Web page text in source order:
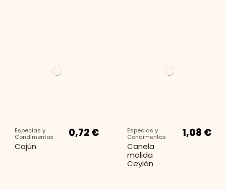
Especias y
Condimentos
Cajún
0,72 €
Especias y
Condimentos
Canela
molida
Ceylán
1,08 €